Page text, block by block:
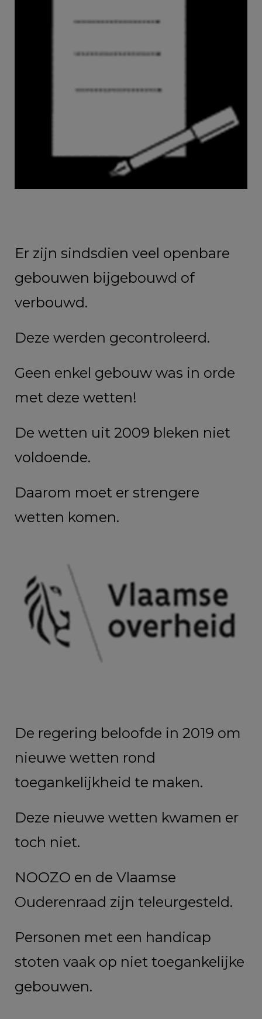
Er zijn sindsdien veel openbare
gebouwen bijgebouwd of
verbouwd.
Deze werden gecontroleerd.
Geen enkel gebouw was in orde
met deze wetten!
De wetten uit 2009 bleken niet
voldoende.
Daarom moet er strengere
wetten komen.
De regering beloofde in 2019 om
nieuwe wetten rond
toegankelijkheid te maken.
Deze nieuwe wetten kwamen er
toch niet.
NOOZO en de Vlaamse
Ouderenraad zijn teleurgesteld.
Personen met een handicap
stoten vaak op niet toegankelijke
gebouwen.